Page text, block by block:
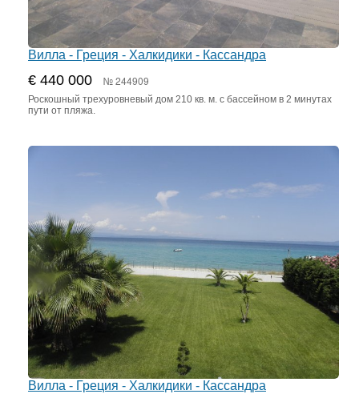
Вилла - Греция - Халкидики - Кассандра
€ 440 000 № 244909
Роскошный трехуровневый дом 210 кв. м. с бассейном в 2 минутах
пути от пляжа.
Вилла - Греция - Халкидики - Кассандра